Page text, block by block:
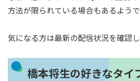
方法が限られている場合もあるようで
気になる方は最新の配信状況を確認
橋本将生の好きなタイ